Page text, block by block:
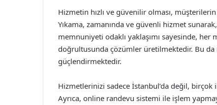
Hizmetin hızlı ve güvenilir olması,
Yıkama, zamanında ve güvenli hizmet
memnuniyeti odaklı yaklaşımı sayesinde,
doğrultusunda çözümler üretilmektedir. Bu da
güçlendirmektedir.
Hizmetlerinizi sadece İstanbul’da değil,
Ayrıca, online randevu sistemi ile işlem